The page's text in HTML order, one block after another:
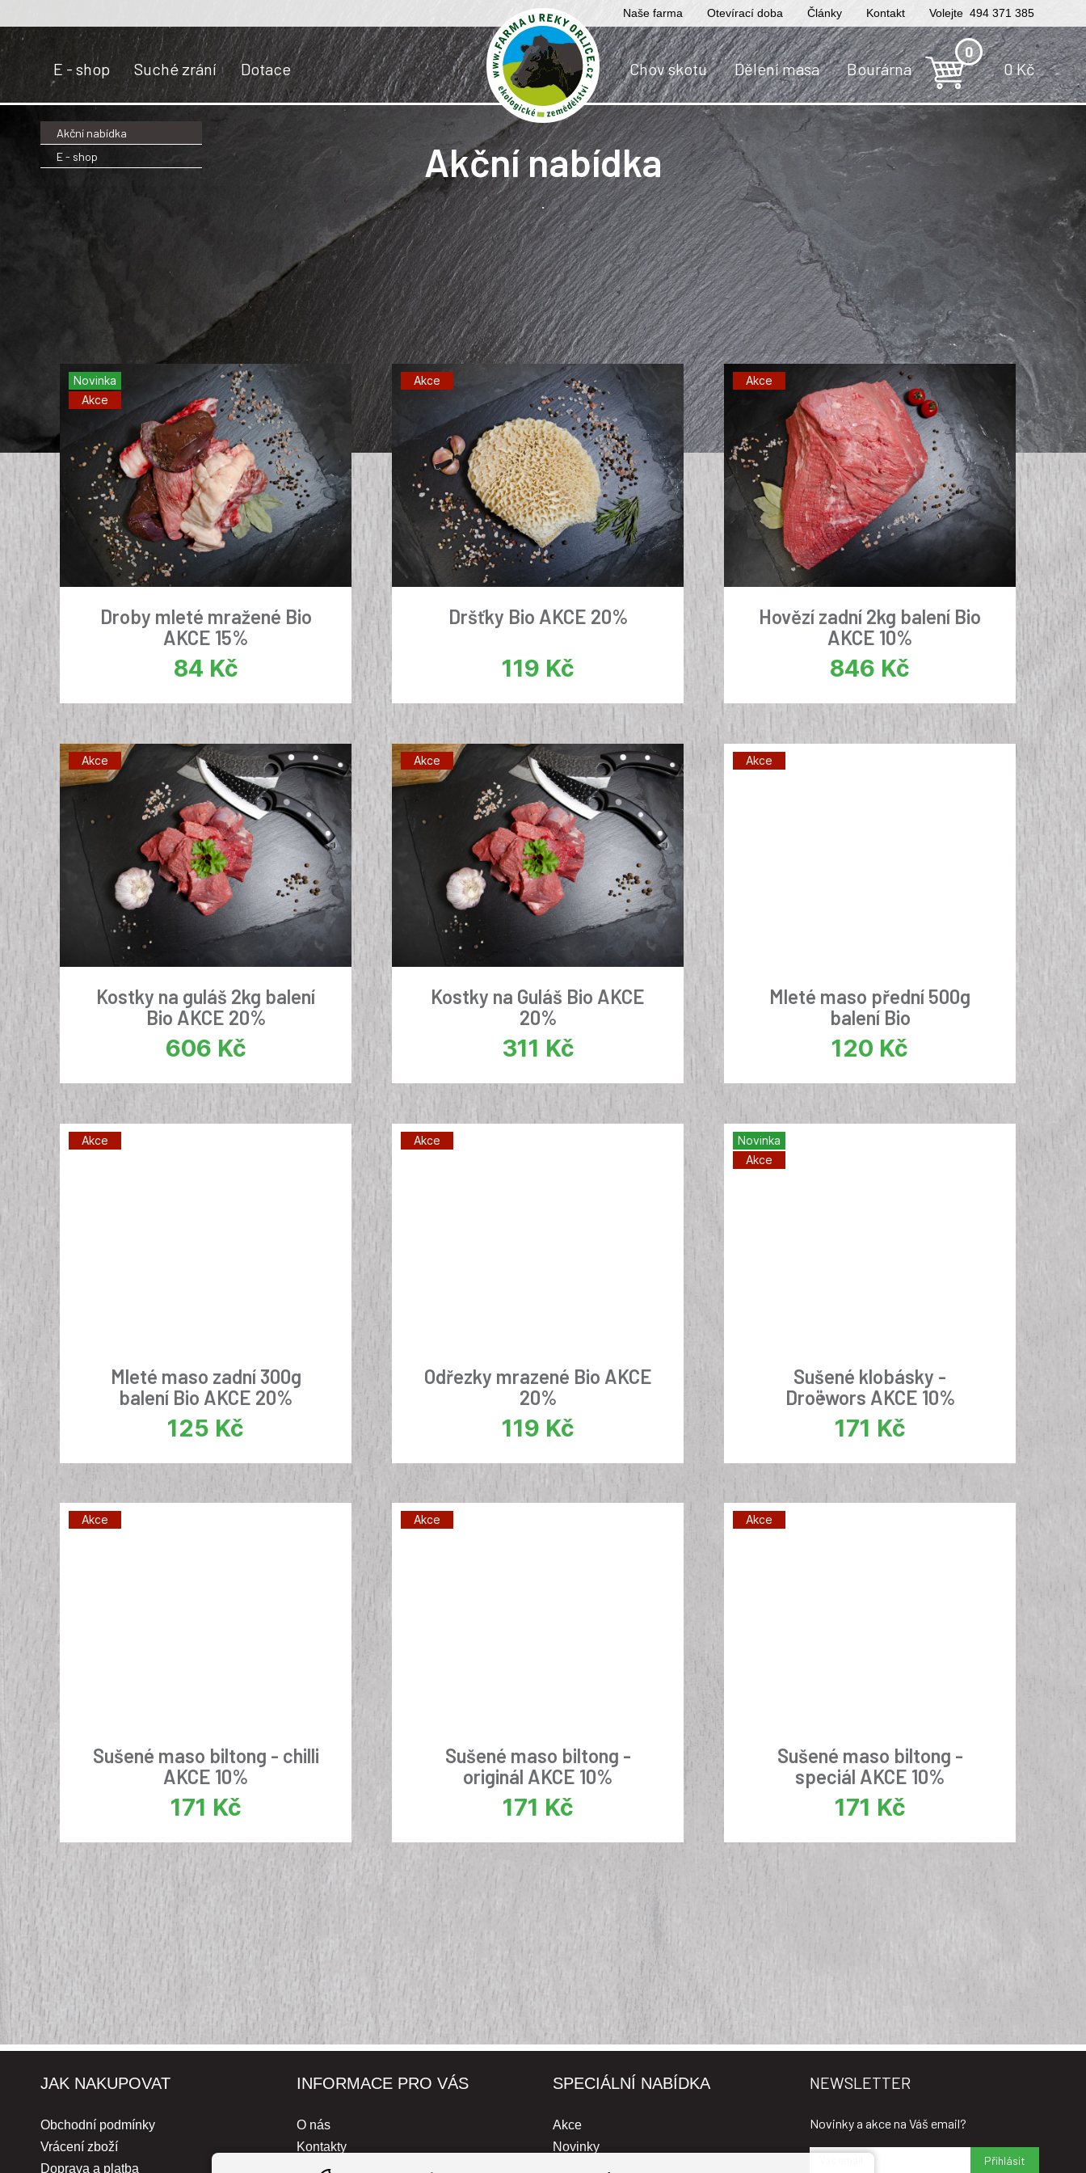
Akční nabídka
E - shop
Akční nabídka
.
Novinka
Akce
Droby mleté mražené Bio
AKCE 15%
84 Kč
Akce
Dršťky Bio AKCE 20%
119 Kč
Akce
Hovězí zadní 2kg balení Bio
AKCE 10%
846 Kč
Akce
Kostky na guláš 2kg balení
Bio AKCE 20%
606 Kč
Akce
Kostky na Guláš Bio AKCE
20%
311 Kč
Akce
Mleté maso přední 500g
balení Bio
120 Kč
Akce
Mleté maso zadní 300g
balení Bio AKCE 20%
125 Kč
Akce
Odřezky mrazené Bio AKCE
20%
119 Kč
Novinka
Akce
Sušené klobásky -
Droëwors AKCE 10%
171 Kč
Akce
Sušené maso biltong - chilli
AKCE 10%
171 Kč
Akce
Sušené maso biltong -
originál AKCE 10%
171 Kč
Akce
Sušené maso biltong -
speciál AKCE 10%
171 Kč
0
0Kč
Naše farma Otevírací doba Články Kontakt Volejte 494 371 385
E - shop Suché zrání Dotace Bourárna
Dělení masa
Chov skotu
JAK NAKUPOVAT
Obchodní podmínky
Vrácení zboží
Doprava a platba
INFORMACE PRO VÁS
O nás
Kontakty
SPECIÁLNÍ NABÍDKA
Akce
Novinky
NEWSLETTER
Novinky a akce na Váš email?